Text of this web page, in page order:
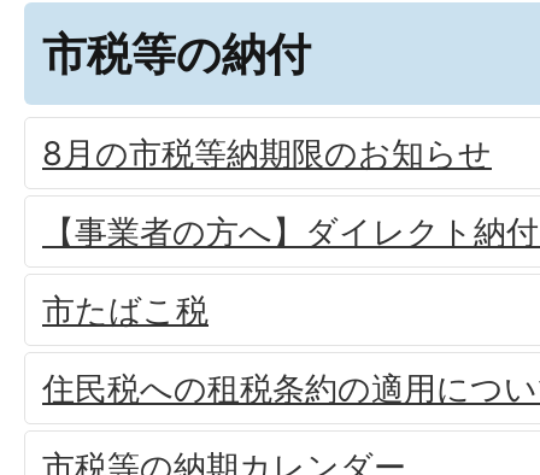
市税等の納付
8月の市税等納期限のお知らせ
【事業者の方へ】ダイレクト納
市たばこ税
住民税への租税条約の適用につ